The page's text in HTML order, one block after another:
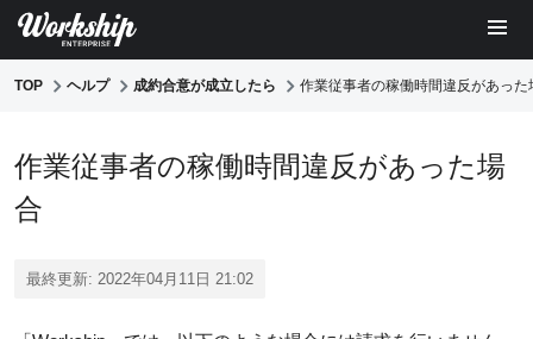
TOP ヘルプ 成約合意が成立したら 作業従事者の稼働時間違反があった
作業従事者の稼働時間違反があった場
合
最終更新: 2022年04月11日 21:02